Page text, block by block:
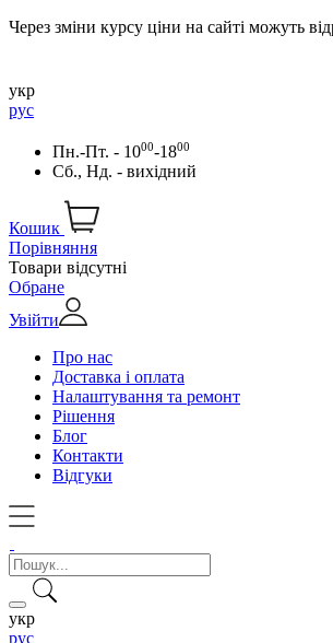
Через зміни курсу ціни на сайті можуть
укр
рус
Пн.-Пт. - 1000-1800
Сб., Нд. - вихідний
Кошик
Порівняння
Товари відсутні
Обране
Увійти
Про нас
Доставка і оплата
Налаштування та ремонт
Рішення
Блог
Контакти
Відгуки
укр
рус